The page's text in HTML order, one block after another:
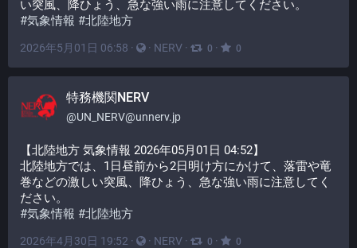
い突風、降ひょう、急な強い雨に注意してください。
#気象情報 #北陸地方
2026年5月01日 06:58 · · NERV · 0 · 0
特務機関NERV
@UN_NERV@unnerv.jp
【北陸地方 気象情報 2026年05月01日 04:52】
北陸地方では、1日昼前から2日明け方にかけて、落雷や竜
巻などの激しい突風、降ひょう、急な強い雨に注意してく
ださい。
#気象情報 #北陸地方
2026年4月30日 19:52 · · NERV · 0 · 0